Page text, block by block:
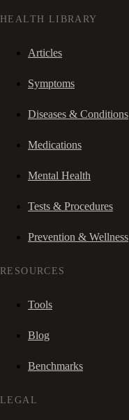
HEALTH LIBRARY
Articles
Symptoms
Diseases & Conditions
Medications
Mental Health
Tests & Procedures
Prevention & Wellness
RESOURCES
Tools
Blog
Benchmarks
LEGAL